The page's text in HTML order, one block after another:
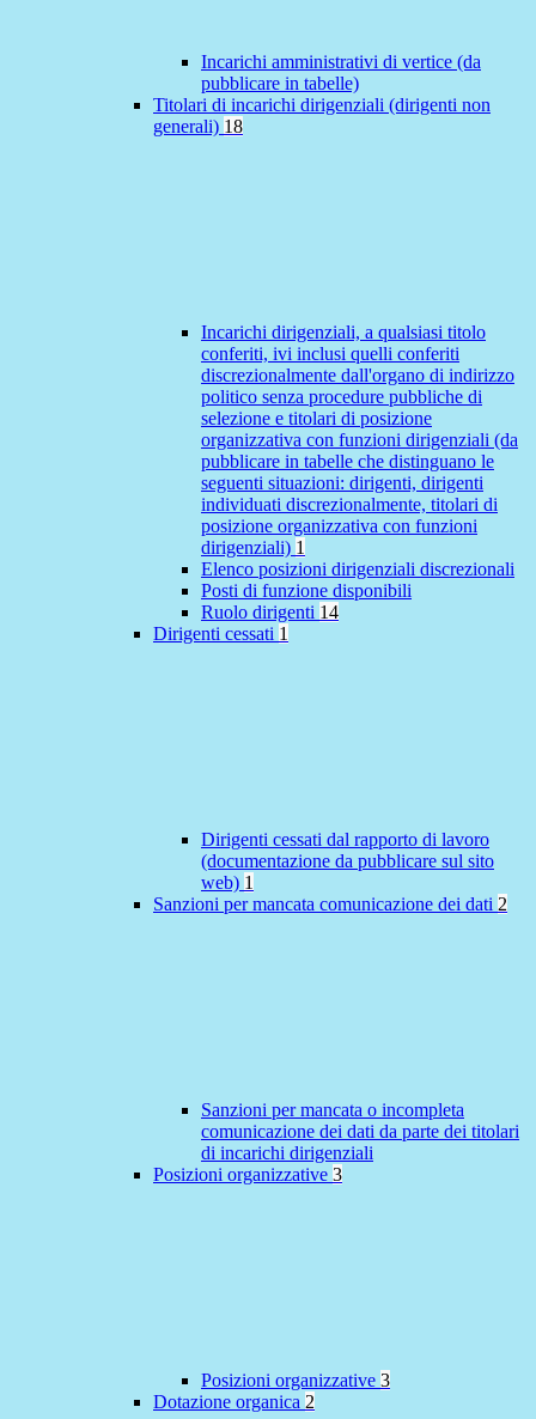
Incarichi amministrativi di vertice (da
pubblicare in tabelle)
Titolari di incarichi dirigenziali (dirigenti non
generali) 18
Incarichi dirigenziali, a qualsiasi titolo
conferiti, ivi inclusi quelli conferiti
discrezionalmente dall'organo di indirizzo
politico senza procedure pubbliche di
selezione e titolari di posizione
organizzativa con funzioni dirigenziali (da
pubblicare in tabelle che distinguano le
seguenti situazioni: dirigenti, dirigenti
individuati discrezionalmente, titolari di
posizione organizzativa con funzioni
dirigenziali) 1
Elenco posizioni dirigenziali discrezionali
Posti di funzione disponibili
Ruolo dirigenti 14
Dirigenti cessati 1
Dirigenti cessati dal rapporto di lavoro
(documentazione da pubblicare sul sito
web) 1
Sanzioni per mancata comunicazione dei dati 2
Sanzioni per mancata o incompleta
comunicazione dei dati da parte dei titolari
di incarichi dirigenziali
Posizioni organizzative 3
Posizioni organizzative 3
Dotazione organica 2